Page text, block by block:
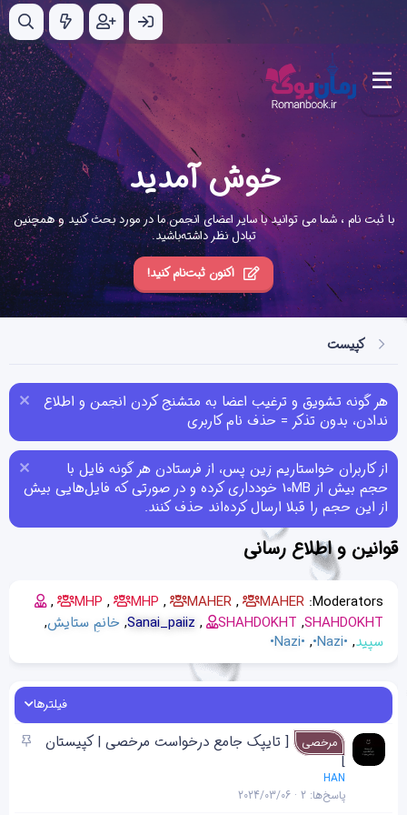
خوش آمدید
با ثبت نام ، شما می توانید با سایر اعضای انجمن ما در مورد بحث کنید و همچنین
تبادل نظر داشته‌باشید.
اکنون ثبت‌نام کنید!
کپیست
هر گونه تشویق و ترغیب اعضا به متشنج کردن انجمن و اطلاع
ندادن، بدون تذکر = حذف نام کاربری
از کاربران خواستاریم زین پس، از فرستادن هر گونه فایل با
حجم بیش از 10MB خودداری کرده و در صورتی که فایل‌هایی بیش
از این حجم را قبلا ارسال کرده‌اند حذف کنند.
قوانین و اطلاع رسانی
Moderators:
MAHER
MAHER
MHP
MHP
SHAHDOKHT
SHAHDOKHT
Sanai_paiiz خانمِ ستایش
سپید •Nazi•
•Nazi•
فیلترها
چ
مرخصی
[ تایپک جامع درخواست مرخصی | کپیستان
]
HAN
پاسخ‌ها 2
2024/03/06